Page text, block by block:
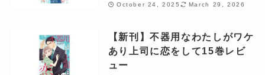
October 24, 2025 March 29, 2026
【新刊】不器用なわたしがワケ
あり上司に恋をして15巻レビ
ュー